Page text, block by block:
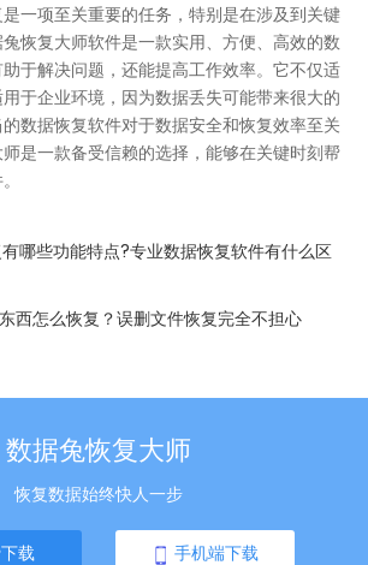
一项至关重要的任务，特别是在涉及到关键
恢复大师软件是一款实用、方便、高效的数
于解决问题，还能提高工作效率。它不仅适
于企业环境，因为数据丢失可能带来很大的
数据恢复软件对于数据安全和恢复效率至关
是一款备受信赖的选择，能够在关键时刻帮
哪些功能特点?专业数据恢复软件有什么区
西怎么恢复？误删文件恢复完全不担心
数据兔恢复大师
恢复数据始终快人一步
载 手机端下载